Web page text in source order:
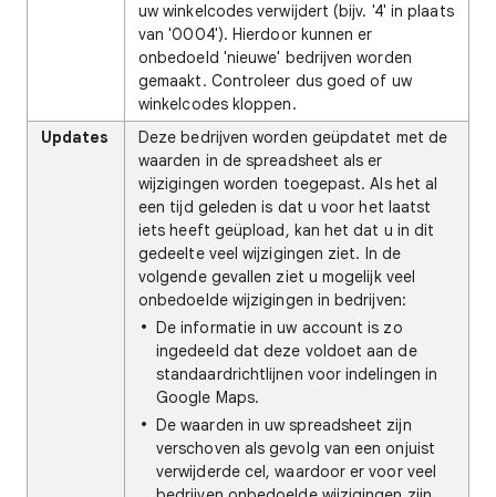
uw winkelcodes verwijdert (bijv. '4' in plaats
van '0004'). Hierdoor kunnen er
onbedoeld 'nieuwe' bedrijven worden
gemaakt. Controleer dus goed of uw
winkelcodes kloppen.
Updates
Deze bedrijven worden geüpdatet met de
waarden in de spreadsheet als er
wijzigingen worden toegepast. Als het al
een tijd geleden is dat u voor het laatst
iets heeft geüpload, kan het dat u in dit
gedeelte veel wijzigingen ziet. In de
volgende gevallen ziet u mogelijk veel
onbedoelde wijzigingen in bedrijven:
De informatie in uw account is zo
ingedeeld dat deze voldoet aan de
standaardrichtlijnen voor indelingen in
Google Maps.
De waarden in uw spreadsheet zijn
verschoven als gevolg van een onjuist
verwijderde cel, waardoor er voor veel